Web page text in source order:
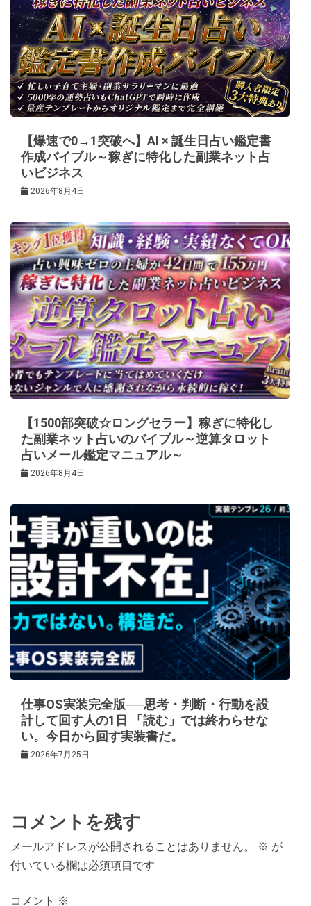
ー
シ
ョ
ン【爆速で0→1突破へ】AI × 誕生日占い鑑定書
作成バイブル～稼ぎに特化した副業ネット占
いビジネス
2026年8月4日
【1500部突破☆ロングセラー】稼ぎに特化し
た副業ネット占いのバイブル～逆算タロット
占いメール鑑定マニュアル～
2026年8月4日
仕事OS実装完全版──思考・判断・行動を設
計して回す人の1日 「読む」では終わらせな
い。今日から回す実装書だ。
2026年7月25日
コメントを残す
メールアドレスが公開されることはありません。 ※ が
付いている欄は必須項目です
コメント ※